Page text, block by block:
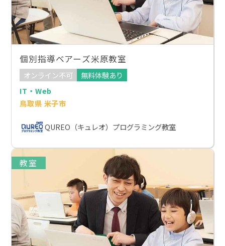
個別指導ベアーズ米原教室
オンライン不可
無料体験あり
IT・Web
鳥取県 米子市
QUREO（キュレオ）プログラミング教室
教室